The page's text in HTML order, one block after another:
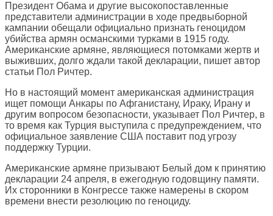
Президент Обама и другие высокопоставленные
представители администрации в ходе предвыборной
кампании обещали официально признать геноцидом
убийства армян османскими турками в 1915 году.
Американские армяне, являющиеся потомками жертв и
выживших, долго ждали такой декларации, пишет автор
статьи Пол Ричтер.
Но в настоящий момент американская администрация
ищет помощи Анкары по Афганистану, Ираку, Ирану и
другим вопросом безопасности, указывает Пол Ричтер, в
то время как Турция выступила с предупреждением, что
официальное заявление США поставит под угрозу
поддержку Турции.
Американские армяне призывают Белый дом к принятию
декларации 24 апреля, в ежегодную годовщину памяти.
Их сторонники в Конгрессе также намерены в скором
времени внести резолюцию по геноциду.